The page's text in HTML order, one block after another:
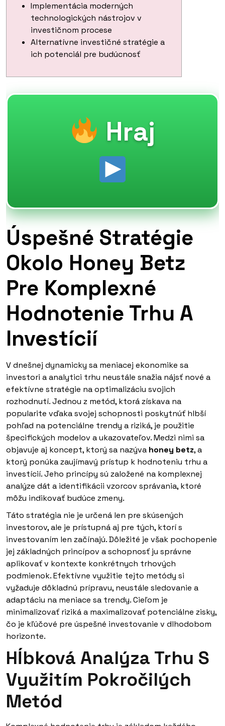
Implementácia moderných
technologických nástrojov v
investičnom procese
Alternatívne investičné stratégie a
ich potenciál pre budúcnosť
Hraj
Úspešné Stratégie
Okolo Honey Betz
Pre Komplexné
Hodnotenie Trhu A
Investícií
V dnešnej dynamicky sa meniacej ekonomike sa
investori a analytici trhu neustále snažia nájsť nové a
efektívne stratégie na optimalizáciu svojich
rozhodnutí. Jednou z metód, ktorá získava na
popularite vďaka svojej schopnosti poskytnúť hlbší
pohľad na potenciálne trendy a riziká, je použitie
špecifických modelov a ukazovateľov. Medzi nimi sa
objavuje aj koncept, ktorý sa nazýva honey betz, a
ktorý ponúka zaujímavý prístup k hodnoteniu trhu a
investícií. Jeho princípy sú založené na komplexnej
analýze dát a identifikácii vzorcov správania, ktoré
môžu indikovať budúce zmeny.
Táto stratégia nie je určená len pre skúsených
investorov, ale je prístupná aj pre tých, ktorí s
investovaním len začínajú. Dôležité je však pochopenie
jej základných princípov a schopnosť ju správne
aplikovať v kontexte konkrétnych trhových
podmienok. Efektívne využitie tejto metódy si
vyžaduje dôkladnú prípravu, neustále sledovanie a
adaptáciu na meniace sa trendy. Cieľom je
minimalizovať riziká a maximalizovať potenciálne zisky,
čo je kľúčové pre úspešné investovanie v dlhodobom
horizonte.
Hĺbková Analýza Trhu S
Využitím Pokročilých
Metód